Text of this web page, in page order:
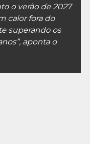
o verão de 2027
calor fora do
superando os
aponta o